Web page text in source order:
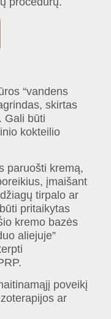
“vandens
skirtas
Gali būti
kokteilio
paruošti kremą,
įmaišant
tirpalo ar
pritaikytas
kremo bazės
aliejuje”
poveikį
ar